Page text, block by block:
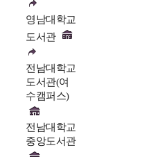
영남대학교
도서관
전남대학교
도서관(여
수캠퍼스)
전남대학교
중앙도서관